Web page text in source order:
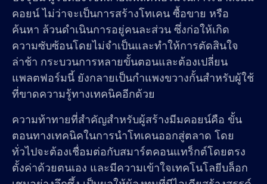
คอยน์ ไม่ว่าจะเป็นการสร้างโทเคน ซื้อขาย หรือ
ค้นหา ล้วนดำเนินการอยู่คนละส่วน ซึ่งก่อให้เกิด
ความซับซ้อนโดยไม่จำเป็นและทำให้การตัดสินใจ
ล่าช้า กระบวนการหลายขั้นตอนและต้องเปลี่ยน
แพลตฟอร์มนี้ ยังกลายเป็นกำแพงขวางกั้นสำหรับผู้ใช้
ที่ขาดความรู้ทางเทคนิคอีกด้วย
ความท้าทายที่สำคัญสำหรับผู้สร้างมีมคอยน์คือ ขั้น
ตอนทางเทคนิคในการนำโทเคนออกสู่ตลาด โดย
ทั่วไปจะต้องเชื่อมต่อกับสมาร์ตคอนแทร็กต์โดยตรง
ตั้งค่าด้วยตนเอง และมีความเข้าใจเทคโนโลยีบล็อก